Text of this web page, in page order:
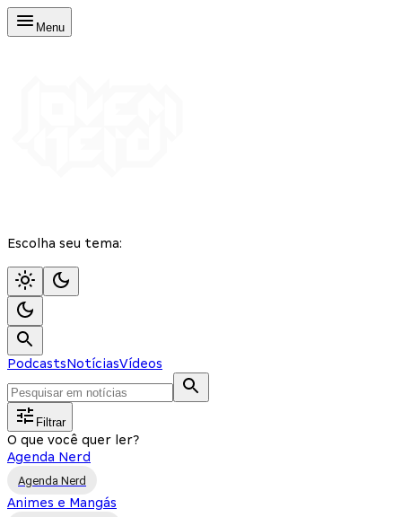
Menu
Escolha seu tema:
PodcastsNotíciasVídeos
Filtrar
O que você quer ler?
Agenda Nerd
Agenda Nerd
Animes e Mangás